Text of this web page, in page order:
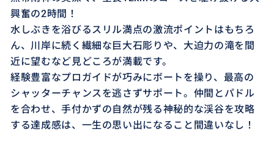
興奮の2時間！
水しぶきを浴びるスリル満点の激流ポイントはもちろ
ん、川岸に続く繊細な巨大石彫りや、大迫力の滝を間
近に望むなど見どころが満載です。
経験豊富なプロガイドが巧みにボートを操り、最高の
シャッターチャンスを逃さずサポート。仲間とパドル
を合わせ、手付かずの自然が残る神秘的な渓谷を攻略
する達成感は、一生の思い出になること間違いなし！